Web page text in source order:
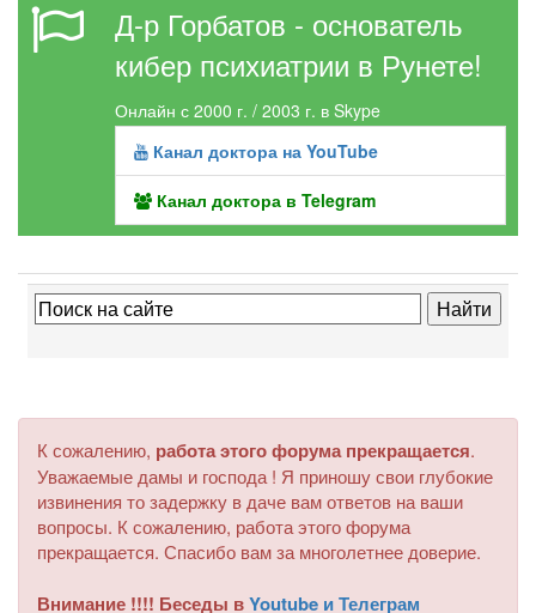
Д-р Горбатов - основатель
кибер психиатрии в Рунете!
Онлайн с 2000 г. / 2003 г. в Skype
Канал доктора на YouTube
Канал доктора в Telegram
К сожалению, работа этого форума прекращается.
Уважаемые дамы и господа ! Я приношу свои глубокие
извинения то задержку в даче вам ответов на ваши
вопросы. К сожалению, работа этого форума
прекращается. Спасибо вам за многолетнее доверие.
Внимание !!!! Беседы вYoutube и Телеграм